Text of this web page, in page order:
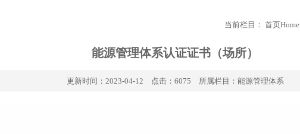
当前栏目： 首页Home
能源管理体系认证证书（场所）
更新时间： 2023-04-12 点击：6075 所属栏目： 能源管理体系